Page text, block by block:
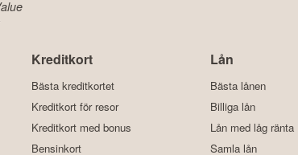
Kreditkort
Bästa kreditkortet
Kreditkort för resor
Kreditkort med bonus
Bensinkort
Lån
Bästa lånen
Billiga lån
Lån med låg ränta
Samla lån